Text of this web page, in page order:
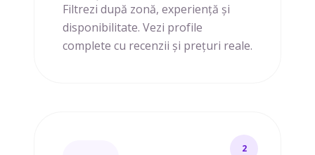
Filtrezi după zonă, experiență și
disponibilitate. Vezi profile
complete cu recenzii și prețuri reale.
2